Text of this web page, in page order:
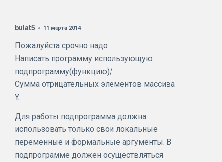
bulat5 11 марта 2014
Пожалуйста срочно надо
Написать программу использующую
подпрограмму(функцию)/
Сумма отрицательных элементов массива
Y.
Для работы подпрограмма должна
использовать только свои локальные
переменные и формальные аргументы. В
подпрограмме должен осуществляться